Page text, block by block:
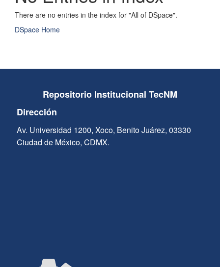
There are no entries in the index for "All of DSpace".
DSpace Home
Repositorio Institucional TecNM
Dirección
Av. Universidad 1200, Xoco, Benito Juárez, 03330
Ciudad de México, CDMX.